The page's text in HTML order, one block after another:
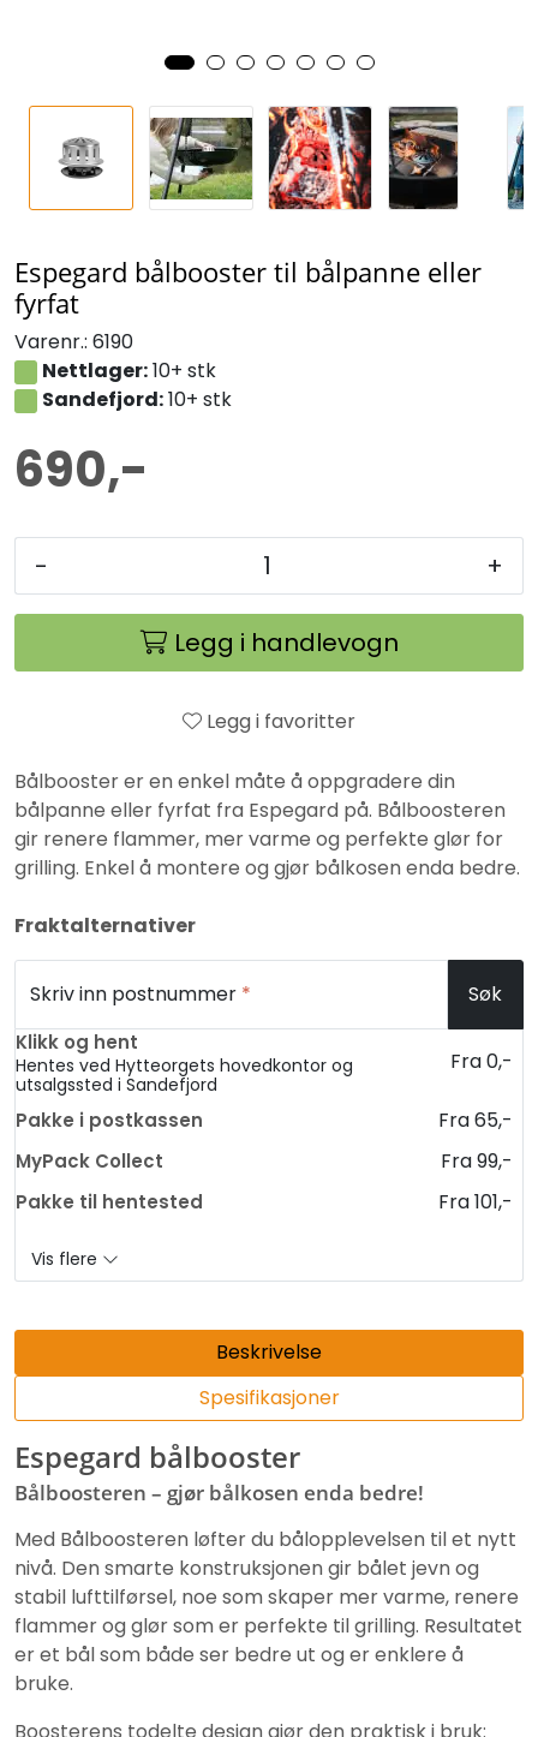
Espegard bålbooster til bålpanne eller
fyrfat
Varenr.: 6190
Nettlager:10+ stk
Sandefjord:10+ stk
690,-
- +
Legg i handlevogn
Legg i favoritter
Bålbooster er en enkel måte å oppgradere din
bålpanne eller fyrfat fra Espegard på. Bålboosteren
gir renere flammer, mer varme og perfekte glør for
grilling. Enkel å montere og gjør bålkosen enda bedre.
Fraktalternativer
Skriv inn postnummer * Søk
Klikk og hent
Hentes ved Hytteorgets hovedkontor og
utsalgssted i Sandefjord
Fra 0,-
Pakke i postkassen Fra 65,-
MyPack Collect Fra 99,-
Pakke til hentested Fra 101,-
Vis flere
Beskrivelse
Spesifikasjoner
Espegard bålbooster
Bålboosteren – gjør bålkosen enda bedre!
Med Bålboosteren løfter du bålopplevelsen til et nytt
nivå. Den smarte konstruksjonen gir bålet jevn og
stabil lufttilførsel, noe som skaper mer varme, renere
flammer og glør som er perfekte til grilling. Resultatet
er et bål som både ser bedre ut og er enklere å
bruke.